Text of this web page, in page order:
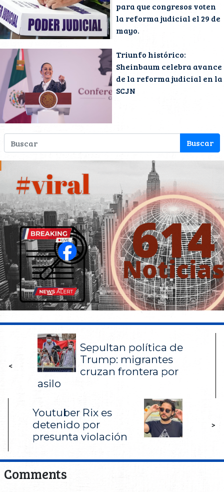
para que congresos voten
la reforma judicial el 29 de
mayo.
Triunfo histórico:
Sheinbaum celebra avance
de la reforma judicial en la
SCJN
<
Sepultan política de
Trump: migrantes
cruzan frontera por
asilo
Youtuber Rix es
detenido por
presunta violación
>
Comments